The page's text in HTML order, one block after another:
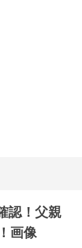
認！父親
画像